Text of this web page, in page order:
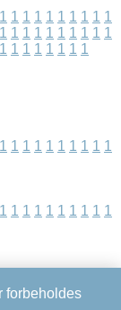
1 1 1 1 1 1 1 1 1 1
1 1 1 1 1 1 1 1 1 1
1 1 1 1 1 1 1 1
1 1 1 1 1 1 1 1 1 1
1 1 1 1 1 1 1 1 1 1
forbeholdes